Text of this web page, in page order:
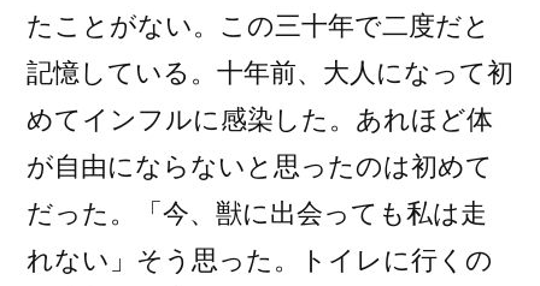
たことがない。この三十年で二度だと
記憶している。十年前、大人になって初
めてインフルに感染した。あれほど体
が自由にならないと思ったのは初めて
だった。「今、獣に出会っても私は走
れない」そう思った。トイレに行くの